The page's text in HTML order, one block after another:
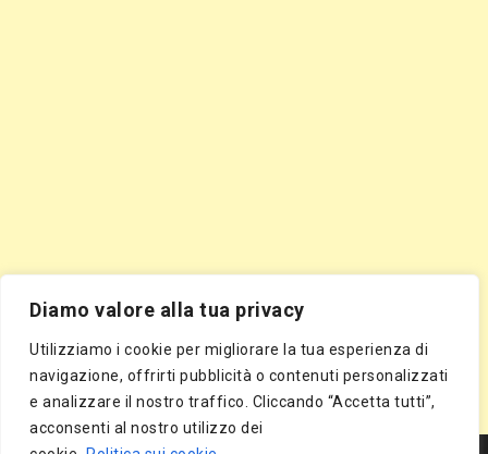
Diamo valore alla tua privacy
Utilizziamo i cookie per migliorare la tua esperienza di
navigazione, offrirti pubblicità o contenuti personalizzati
e analizzare il nostro traffico. Cliccando “Accetta tutti”,
acconsenti al nostro utilizzo dei
Segnala Sito Gratis| Segnala Azienda Gratis